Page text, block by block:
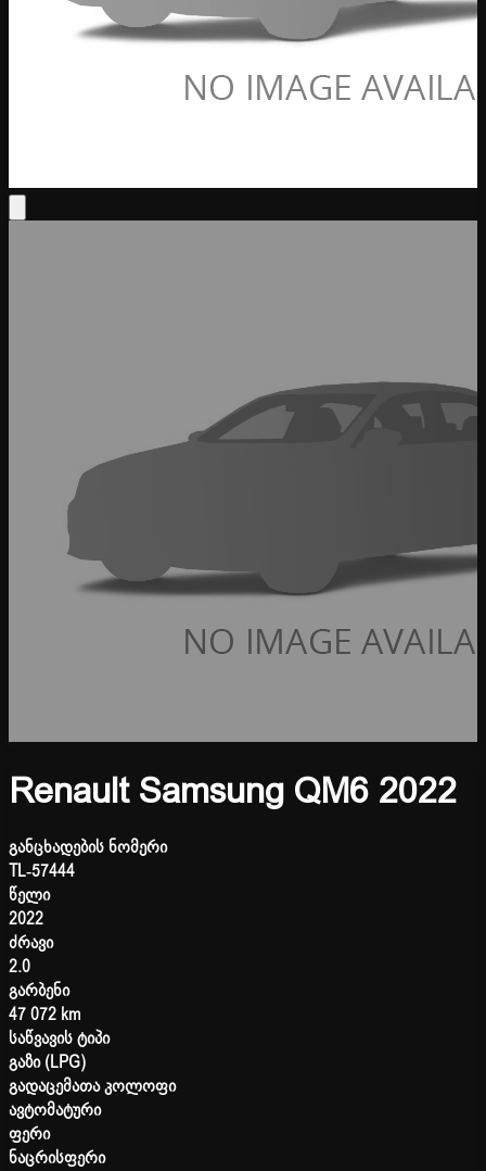
Renault Samsung QM6 2022
განცხადების ნომერი
TL-57444
წელი
2022
ძრავი
2.0
გარბენი
47 072 km
საწვავის ტიპი
გაზი (LPG)
გადაცემათა კოლოფი
ავტომატური
ფერი
ნაცრისფერი